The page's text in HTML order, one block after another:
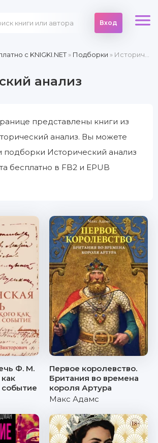
Вход
c KNIGKI.NET» Подборки » Исторический анализ
анализ
представлены книги из
анализ. Вы можете
подборки Исторический анализ
бесплатно в FB2 и EPUB
Ф. М.
событие
Первое королевство.
Британия во времена
короля Артура
Макс Адамс